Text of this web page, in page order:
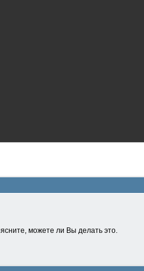
можете ли Вы делать это.